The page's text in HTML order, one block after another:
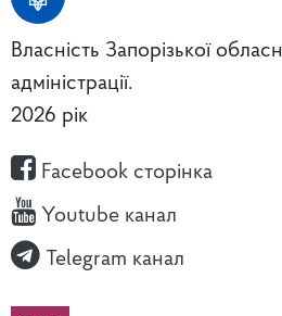
Власність Запорізької
адміністрації.
2026 рік
Facebook сторінка
Youtube канал
Telegram канал